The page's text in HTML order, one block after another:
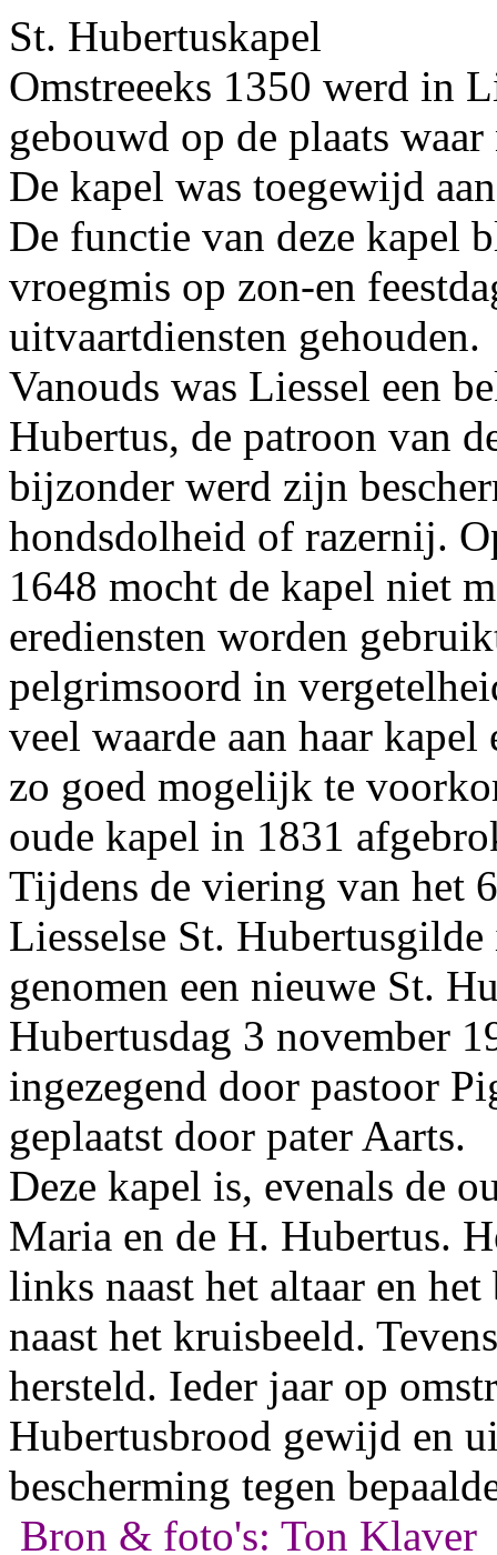
St. Hubertuskapel
Omstreeeks 1350 werd in
gebouwd op de plaats
De kapel was toegewijd
De functie van deze kapel
vroegmis op zon-en
uitvaartdiensten gehouden.
Vanouds was Liessel een
Hubertus, de patroon van
bijzonder werd zijn
hondsdolheid of razernij.
1648 mocht de kapel niet
erediensten worden
pelgrimsoord in
veel waarde aan haar
zo goed mogelijk te
oude kapel in 1831
Tijdens de viering van het
Liesselse St.
genomen een nieuwe St.
Hubertusdag 3 november
ingezegend door pastoor
geplaatst door pater Aarts.
Deze kapel is, evenals de
Maria en de H. Hubertus.
links naast het altaar en
naast het kruisbeeld.
hersteld. Ieder jaar op
Hubertusbrood gewijd en
bescherming tegen
Bron & foto's: Ton Klaver